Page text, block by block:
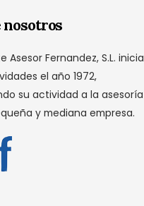
nosotros
Asesor Fernandez, S.L. inicia
el año 1972,
su actividad a la asesoría
y mediana empresa.